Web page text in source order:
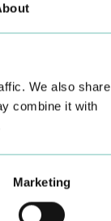
We also share
combine it with
Marketing